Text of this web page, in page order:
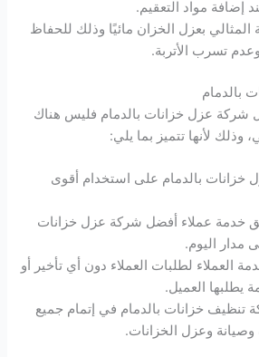
إضافة مواد التعقيم.
بعزل الخزان مائيًا وذلك للحفاظ
تسرب الأتربة.
بالدمام
شركة عزل خزانات بالدمام فليس هناك
لأنها تتميز بما يلي:
بالدمام على استخدام أقوى
خدمة عملاء أفضل شركة عزل خزانات
مدار اليوم.
العملاء لطلبات العملاء دون أي تأخير أو
يطلبها العميل.
خزانات بالدمام في إتمام جميع
وعزل الخزانات.